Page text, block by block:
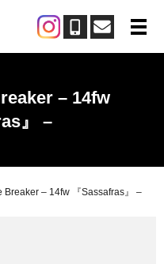
メ
– 14fw
』 –
Breaker – 14fw 『Sassafras』 –